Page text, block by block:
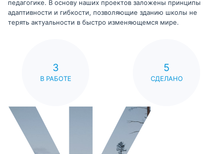
педагогике. В основу наших проектов заложены принципы
адаптивности и гибкости, позволяющие зданию школы не
терять актуальности в быстро изменяющемся мире.
3
В РАБОТЕ
5
СДЕЛАНО